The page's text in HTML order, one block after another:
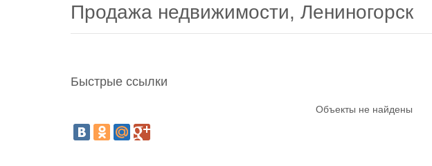
Продажа недвижимости, Лениногорск
Быстрые ссылки
Объекты не найдены